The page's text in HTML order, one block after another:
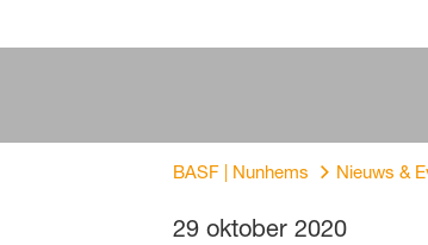
BASF | Nunhems Nieuws &
29 oktober 2020